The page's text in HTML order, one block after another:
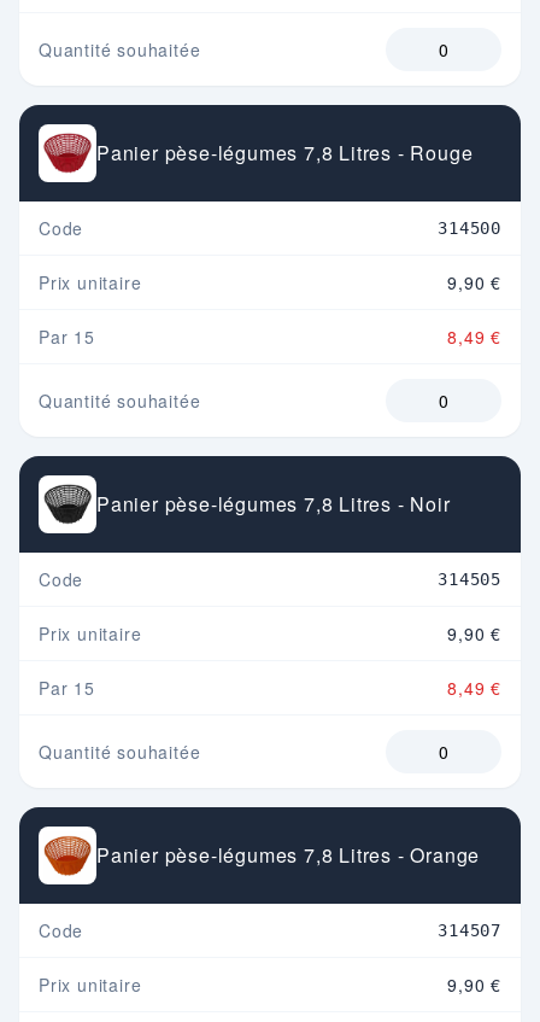
Quantité souhaitée
Panier pèse-légumes 7,8 Litres - Rouge
Code 314500
Prix unitaire 9,90 €
Par 15 8,49 €
Quantité souhaitée
Panier pèse-légumes 7,8 Litres - Noir
Code 314505
Prix unitaire 9,90 €
Par 15 8,49 €
Quantité souhaitée
Panier pèse-légumes 7,8 Litres - Orange
Code 314507
Prix unitaire 9,90 €